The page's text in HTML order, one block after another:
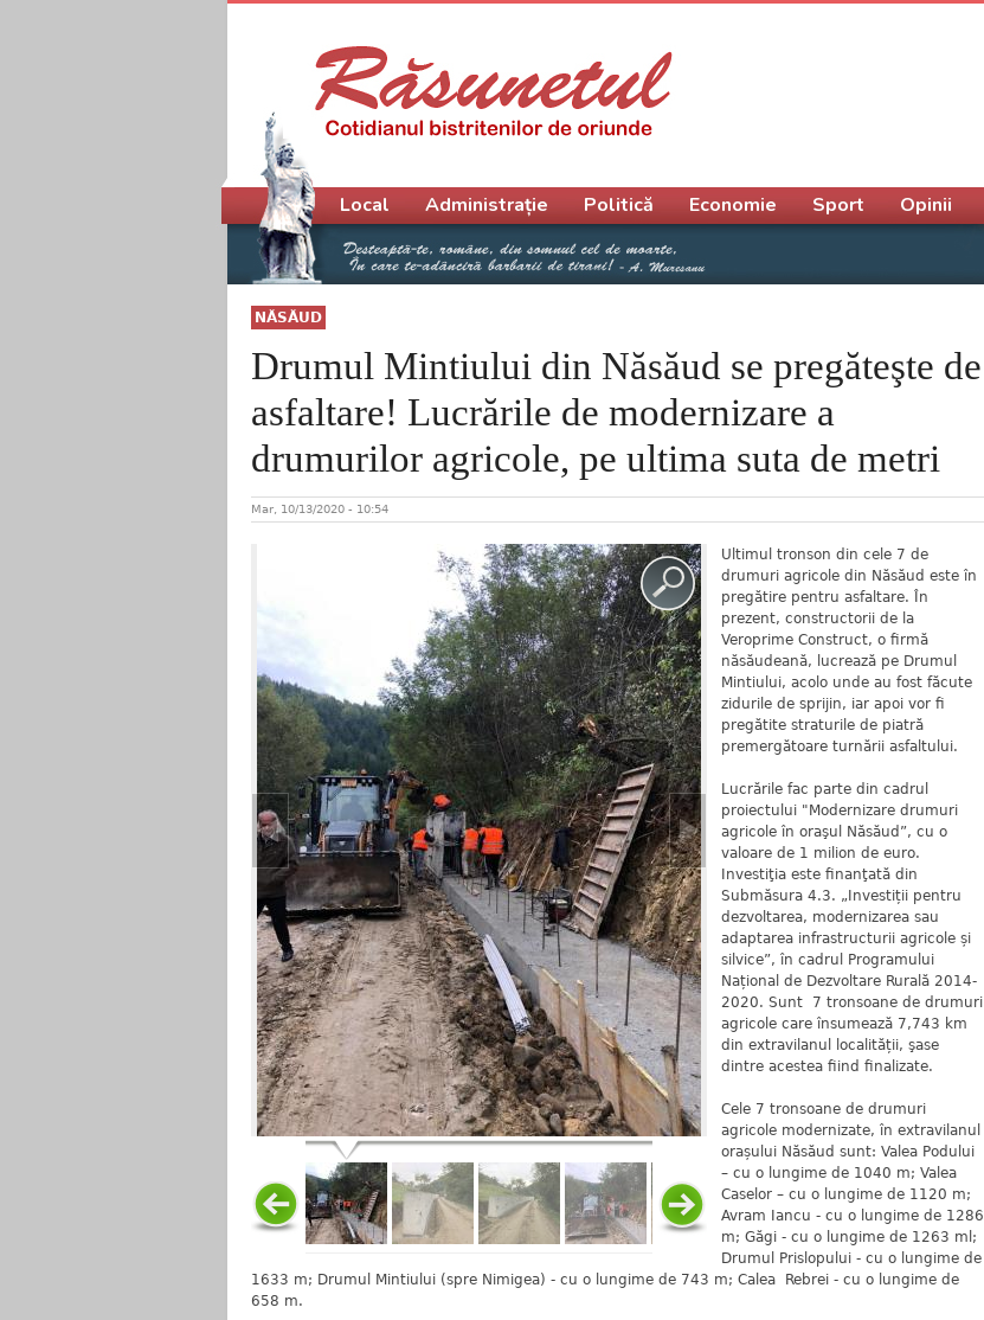
NĂSĂUD
Drumul Mintiului din Năsăud se pregăteşte de
asfaltare! Lucrările de modernizare a
drumurilor agricole, pe ultima suta de metri
Mar, 10/13/2020 - 10:54
Ultimul tronson din cele 7 de
drumuri agricole din Năsăud este în
pregătire pentru asfaltare. În
prezent, constructorii de la
Veroprime Construct, o firmă
năsăudeană, lucrează pe Drumul
Mintiului, acolo unde au fost făcute
zidurile de sprijin, iar apoi vor fi
pregătite straturile de piatră
premergătoare turnării asfaltului.
Lucrările fac parte din cadrul
proiectului "Modernizare drumuri
agricole în oraşul Năsăud”, cu o
valoare de 1 milion de euro.
Investiţia este finanţată din
Submăsura 4.3. „Investiții pentru
dezvoltarea, modernizarea sau
adaptarea infrastructurii agricole și
silvice”, în cadrul Programului
Național de Dezvoltare Rurală 2014-
2020. Sunt 7 tronsoane de drumuri
agricole care însumează 7,743 km
din extravilanul localității, şase
dintre acestea fiind finalizate.
Cele 7 tronsoane de drumuri
agricole modernizate, în extravilanul
orașului Năsăud sunt: Valea Podului
– cu o lungime de 1040 m; Valea
Caselor – cu o lungime de 1120 m;
Avram Iancu - cu o lungime de 1286
m; Găgi - cu o lungime de 1263 ml;
Drumul Prislopului - cu o lungime de
1633 m; Drumul Mintiului (spre Nimigea) - cu o lungime de 743 m; Calea Rebrei - cu o lungime de
658 m.
Meniu principal
Local Administrație Politică Economie Sport Opinii